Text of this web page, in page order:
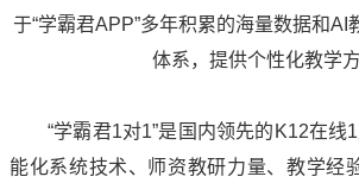
于“学霸君APP”多年积累的海量数据和AI
体系，提供个性化教学
“学霸君1对1”是国内领先的K12在线
能化系统技术、师资教研力量、教学经